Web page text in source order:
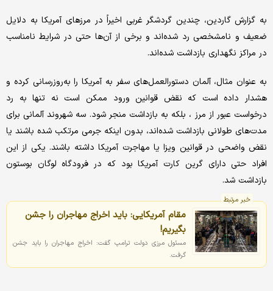
به گزارش گاردین، چندین گردشگر غربی اخیراً در مرزهای آمریکا به دلایل
ضعیف و نامشخصی رد شده‌اند و برخی از آن‌ها حتی در شرایط نامناسب
در مراکز نگهداری بازداشت شده‌اند.
به عنوان مثال، آلمان دستورالعمل‌های سفر به آمریکا را به‌روزرسانی کرده و
هشدار داده است که نقض قوانین ورود ممکن است نه تنها به رد
درخواست عبور از مرز ، بلکه به بازداشت منجر شود. سه شهروند آلمانی برای
مدت‌های طولانی بازداشت شده‌اند، بدون اینکه جرمی مرتکب شده باشند یا
نقض واضحی در قوانین ویزا یا مهاجرت آمریکا داشته باشند. یکی از این
افراد حتی دارای گرین کارت آمریکا بود که در فرودگاه لوگان بوستون
بازداشت شد.
خبر مرتبط
مقام آمریکایی: باید اخراج مهاجران را جشن
بگیریم!
مسئول مرزی دولت ترامپ گفت: اخراج مهاجران را باید جشن
گرفت.